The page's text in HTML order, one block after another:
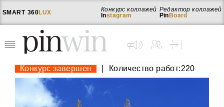
SMART 360LUX
Редактор коллажей
Pin Board
Конкурс коллажей
Instagram
Конкурс завершен Количество работ:220